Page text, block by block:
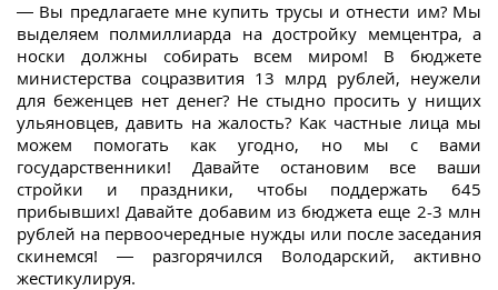
— Вы предлагаете мне купить трусы и отнести им? Мы
выделяем полмиллиарда на достройку мемцентра, а
носки должны собирать всем миром! В бюджете
министерства соцразвития 13 млрд рублей, неужели
для беженцев нет денег? Не стыдно просить у нищих
ульяновцев, давить на жалость? Как частные лица мы
можем помогать как угодно, но мы с вами
государственники! Давайте остановим все ваши
стройки и праздники, чтобы поддержать 645
прибывших! Давайте добавим из бюджета еще 2-3 млн
рублей на первоочередные нужды или после заседания
скинемся! — разгорячился Володарский, активно
жестикулируя.